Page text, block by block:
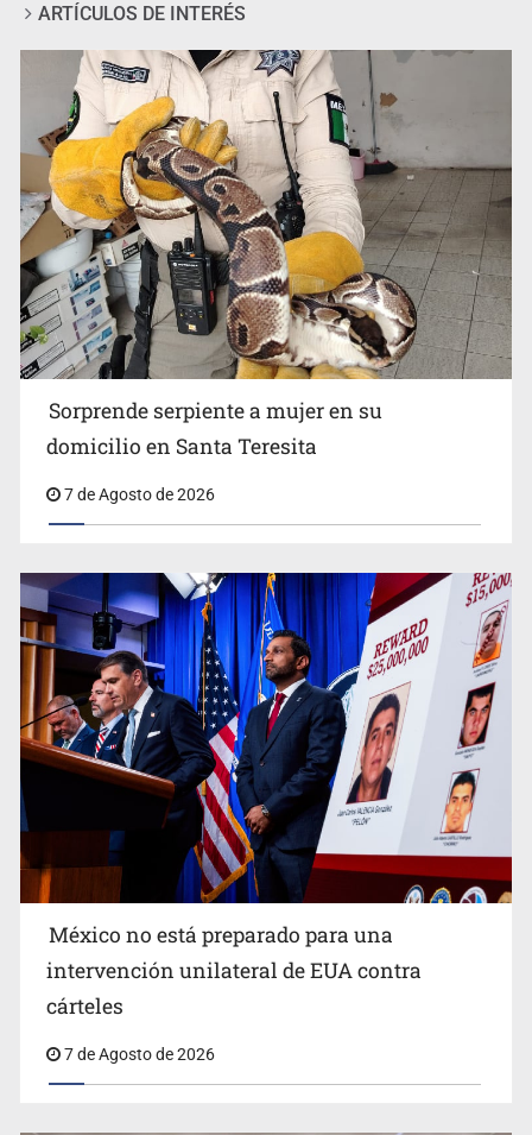
Detienen a tres miembros de red transnacional de
tráfico de personas
Procesan a el “R1”, presunto líder criminal en Jalisco y
Michoacán
Desapariciones en Jalisco, con complicidad de policías,
ARTÍCULOS DE INTERÉS
Sorprende serpiente a mujer en su
domicilio en Santa Teresita
7 de Agosto de 2026
México no está preparado para una
intervención unilateral de EUA contra
cárteles
7 de Agosto de 2026